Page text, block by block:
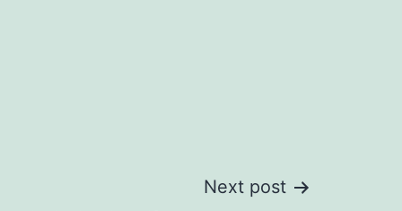
Next post